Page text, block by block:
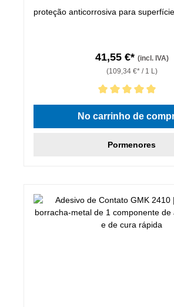
proteção anticorrosiva para
41,55 €* (incl. IVA)
(109,34 €* / 1 L)
Classificação média de 5 de 5
No carrinho de
Pormenores